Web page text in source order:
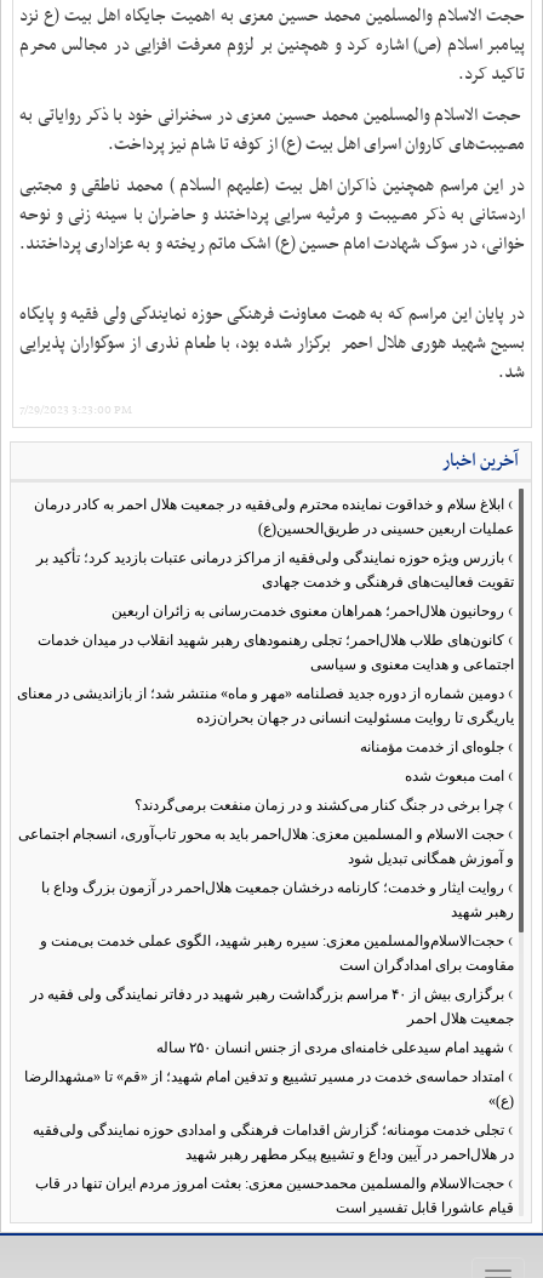
حجت الاسلام والمسلمین محمد حسین معزی به اهمیت جایگاه اهل بیت (ع نزد
پیامبر اسلام (ص) اشاره کرد و همچنین بر لزوم معرفت افزایی در مجالس محرم
تاکید کرد.
حجت الاسلام والمسلمین محمد حسین معزی در سخنرانی خود با ذکر روایاتی به
مصیبت‌های کاروان اسرای اهل بیت (ع) از کوفه تا شام نیز پرداخت.
در این مراسم همچنین ذاکران اهل بیت (علیهم السلام ) محمد ناطقی و مجتبی
اردستانی به ذکر مصیبت و مرثیه سرایی پرداختند و حاضران با سینه زنی و نوحه
خوانی، در سوگ شهادت امام حسین (ع) اشک ماتم ریخته و به عزاداری پرداختند.
در پایان این مراسم که به همت معاونت فرهنگی حوزه نمایندگی ولی فقیه و پایگاه
بسیج شهید هوری هلال احمر برگزار شده بود، با طعام نذری از سوگواران پذیرایی
شد.
7/29/2023 3:23:00 PM
آخرین اخبار
› ابلاغ سلام و خداقوت نماینده محترم ولی‌فقیه در جمعیت هلال احمر به کادر درمان
عملیات اربعین حسینی در طریق‌الحسین(ع)
› بازرس ویژه حوزه نمایندگی ولی‌فقیه از مراکز درمانی عتبات بازدید کرد؛ تأکید بر
تقویت فعالیت‌های فرهنگی و خدمت جهادی
› روحانیون هلال‌احمر؛ همراهان معنوی خدمت‌رسانی به زائران اربعین
› کانون‌های طلاب هلال‌احمر؛ تجلی رهنمودهای رهبر شهید انقلاب در میدان خدمات
اجتماعی و هدایت معنوی و سیاسی
› دومین شماره از دوره جدید فصلنامه «مهر و ماه» منتشر شد؛ از بازاندیشی در معنای
یاریگری تا روایت مسئولیت انسانی در جهان بحران‌زده
› جلوه‌ای از خدمت مؤمنانه
› امت مبعوث شده
› چرا برخی در جنگ کنار می‌کشند و در زمان منفعت برمی‌گردند؟
› حجت الاسلام و المسلمین معزی: هلال‌احمر باید به محور تاب‌آوری، انسجام اجتماعی
و آموزش همگانی تبدیل شود
› روایت ایثار و خدمت؛ کارنامه درخشان جمعیت هلال‌احمر در آزمون بزرگ وداع با
رهبر شهید
› حجت‌الاسلام‌والمسلمین معزی: سیره رهبر شهید، الگوی عملی خدمت بی‌منت و
مقاومت برای امدادگران است
›
برگزاری بیش از ۴۰ مراسم بزرگداشت رهبر شهید در دفاتر نمایندگی ولی فقیه در
جمعیت هلال احمر
› شهید امام سیدعلی خامنه‌ای مردی از جنس انسان ۲۵۰ ساله
› امتداد حماسه‌ی خدمت در مسیر تشییع و تدفین امام شهید؛ از «قم» تا «مشهدالرضا
(ع)»
› تجلی خدمت مومنانه؛ گزارش اقدامات فرهنگی و امدادی حوزه نمایندگی ولی‌فقیه
در هلال‌احمر در آیین وداع و تشییع پیکر مطهر رهبر شهید
› حجت‌الاسلام والمسلمین محمدحسین معزی: بعثت امروز مردم ایران تنها در قاب
قیام عاشورا قابل تفسیر است
›آمادگی همه‌جانبه معاونت فرهنگی حوزه نمایندگی ولی‌فقیه هلال‌احمر برای